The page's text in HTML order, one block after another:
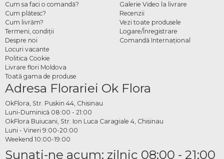
Cum sa faci o comandă?
Cum plătesc?
Cum livrăm?
Termeni, condiţii
Despre noi
Locuri vacante
Politica Cookie
Livrare flori Moldova
Toată gama de produse
Galerie Video la livrare
Recenzii
Vezi toate produsele
Logare/Înregistrare
Comandă Internațional
Adresa Florariei Ok Flora
OkFlora, Str. Puskin 44, Chisinau
Luni-Duminică 08:00 - 21:00
OkFlora Buiucani, Str. Ion Luca Caragiale 4, Chisinau
Luni - Vineri 9:00-20:00
Weekend 10:00-19:00
Sunaţi-ne acum: zilnic 08:00 - 21:00